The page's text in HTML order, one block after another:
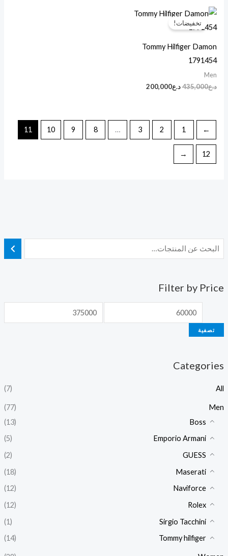
Filter by Price
تصفية
Categories
All
(7)
Men
(77)
Boss
(13)
Emporio Armani
(5)
GUESS
(2)
Maserati
(18)
Naviforce
(12)
Rolex
(12)
Sirgio Tacchini
(1)
Tommy hilfiger
(14)
تخفيضات!
Tommy Hilfiger Damon
1791454
Men
د.ع435,000
السعر
الأصلي
هو:
د.ع200,000
السعر
الحالي
→
1
2
3
…
8
9
10
11
12
←